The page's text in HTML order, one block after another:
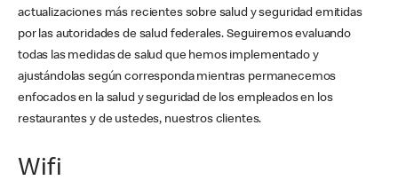
actualizaciones más recientes sobre salud y seguridad emitidas
por las autoridades de salud federales. Seguiremos evaluando
todas las medidas de salud que hemos implementado y
ajustándolas según corresponda mientras permanecemos
enfocados en la salud y seguridad de los empleados en los
restaurantes y de ustedes, nuestros clientes.
Wifi